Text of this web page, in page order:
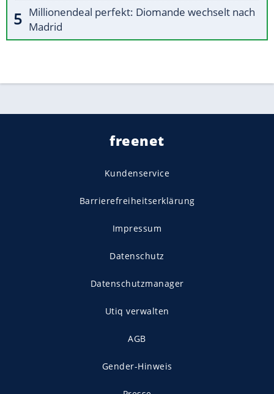
Millionendeal perfekt: Diomande wechselt nach
Madrid
freenet
Kundenservice
Barrierefreiheitserklärung
Impressum
Datenschutz
Datenschutzmanager
Utiq verwalten
AGB
Gender-Hinweis